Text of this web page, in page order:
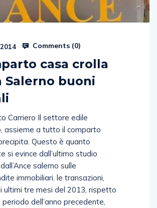
Comments (0)
casa crolla
Salerno buoni
Carriero Il settore edile
assieme a tutto il comparto
Questo è quanto
si evince dall’ultimo studio
salerno sulle
immobiliari. le transazioni,
ultimi tre mesi del 2013, rispetto
dell’anno precedente,